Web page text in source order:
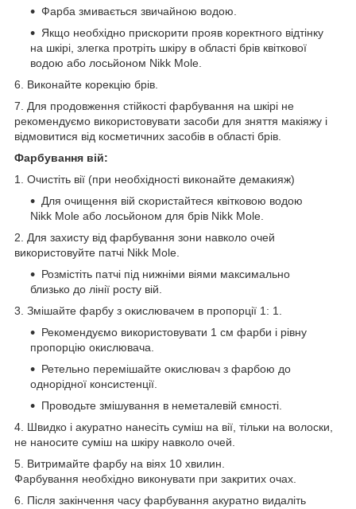
Фарба змивається звичайною водою.
Якщо необхідно прискорити прояв коректного відтінку
на шкірі, злегка протріть шкіру в області брів квіткової
водою або лосьйоном Nikk Mole.
6. Виконайте корекцію брів.
7. Для продовження стійкості фарбування на шкірі не
рекомендуємо використовувати засоби для зняття макіяжу і
відмовитися від косметичних засобів в області брів.
Фарбування вій:
1. Очистіть вії (при необхідності виконайте демакияж)
Для очищення вій скористайтеся квітковою водою
Nikk Mole або лосьйоном для брів Nikk Mole.
2. Для захисту від фарбування зони навколо очей
використовуйте патчі Nikk Mole.
Розмістіть патчі під нижніми віями максимально
близько до лінії росту вій.
3. Змішайте фарбу з окислювачем в пропорції 1: 1.
Рекомендуємо використовувати 1 см фарби і рівну
пропорцію окислювача.
Ретельно перемішайте окислювач з фарбою до
однорідної консистенції.
Проводьте змішування в неметалевій ємності.
4. Швидко і акуратно нанесіть суміш на вії, тільки на волоски,
не наносите суміш на шкіру навколо очей.
5. Витримайте фарбу на віях 10 хвилин.
Фарбування необхідно виконувати при закритих очах.
6. Після закінчення часу фарбування акуратно видаліть